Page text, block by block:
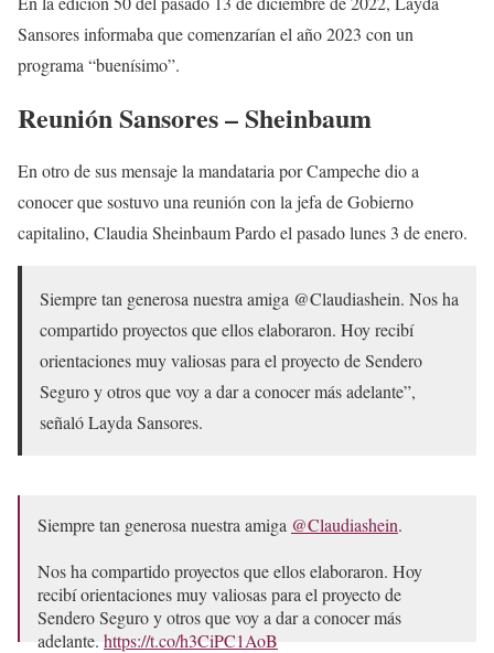
Sansores informaba que comenzarían el año 2023 con un
programa “buenísimo”.
Reunión Sansores – Sheinbaum
En otro de sus mensaje la mandataria por Campeche dio a
conocer que sostuvo una reunión con la jefa de Gobierno
capitalino, Claudia Sheinbaum Pardo el pasado lunes 3 de enero.
Siempre tan generosa nuestra amiga @Claudiashein. Nos ha
compartido proyectos que ellos elaboraron. Hoy recibí
orientaciones muy valiosas para el proyecto de Sendero
Seguro y otros que voy a dar a conocer más adelante”,
señaló Layda Sansores.
Siempre tan generosa nuestra amiga @Claudiashein.
Nos ha compartido proyectos que ellos elaboraron. Hoy
recibí orientaciones muy valiosas para el proyecto de
Sendero Seguro y otros que voy a dar a conocer más
adelante. https://t.co/h3CiPC1AoB